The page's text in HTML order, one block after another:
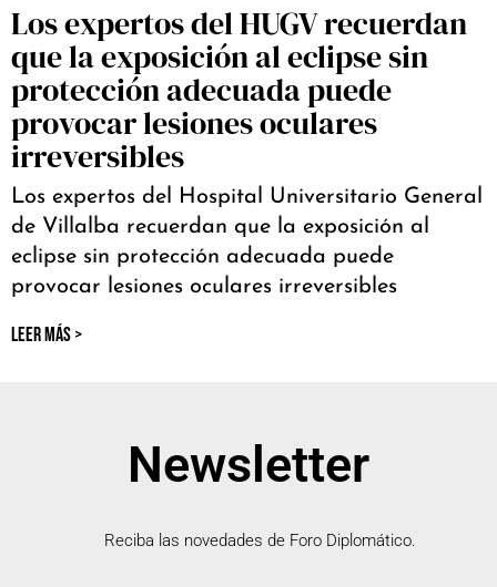
Los expertos del HUGV recuerdan
que la exposición al eclipse sin
protección adecuada puede
provocar lesiones oculares
irreversibles
Los expertos del Hospital Universitario General
de Villalba recuerdan que la exposición al
eclipse sin protección adecuada puede
provocar lesiones oculares irreversibles
LEER MÁS >
Newsletter
Reciba las novedades de Foro Diplomático.